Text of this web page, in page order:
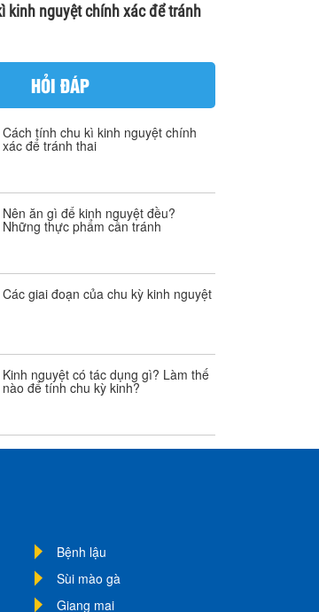
kinh nguyệt chính xác để tránh
HỎI ĐÁP
Cách tính chu kì kinh nguyệt chính
xác để tránh thai
Nên ăn gì để kinh nguyệt đều?
Những thực phẩm cần tránh
Các giai đoạn của chu kỳ kinh nguyệt
Kinh nguyệt có tác dụng gì? Làm thế
nào để tính chu kỳ kinh?
Bệnh lậu
Sùi mào gà
Giang mai